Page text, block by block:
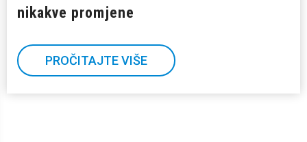
nikakve promjene
PROČITAJTE VIŠE